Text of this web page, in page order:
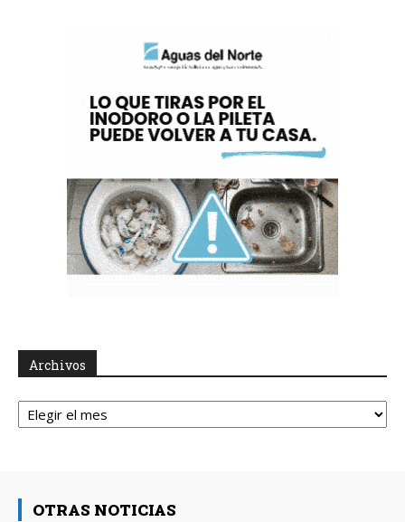
Archivos
Archivos
OTRAS NOTICIAS